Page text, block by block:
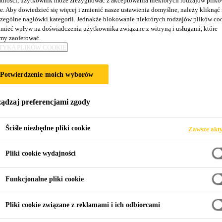
przed aplikacją warstwy
Sikaflex®-111 Stick & Seal
Aby dowiedzieć się więcej i zmienić nasze ustawienia domyślne, należy kliknąć
nagłówki kategorii. Jednakże blokowanie niektórych rodzajów plików
wpływ na doświadczenia użytkownika związane z witryną i usługami, które
zaoferować.
PLIKÓW COOKIE
Potwierdzenie moich wyborów
preferencjami zgody
Ściśle niezbędne pliki cookie Zawsze
Pliki cookie wydajności
Funkcjonalne pliki cookie
Pliki cookie związane z reklamami i ich odbiorcami